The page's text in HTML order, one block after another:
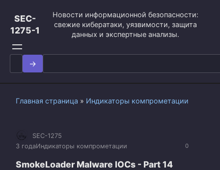
контенту
SEC-
1275-1
Новости информационной безопасности:
свежие кибератаки, уязвимости, защита
данных и экспертные анализы.
Search
for:
Главная страница » Индикаторы компрометации
0
SEC-1275
3 годаИндикаторы компрометации
SmokeLoader Malware IOCs - Part 14